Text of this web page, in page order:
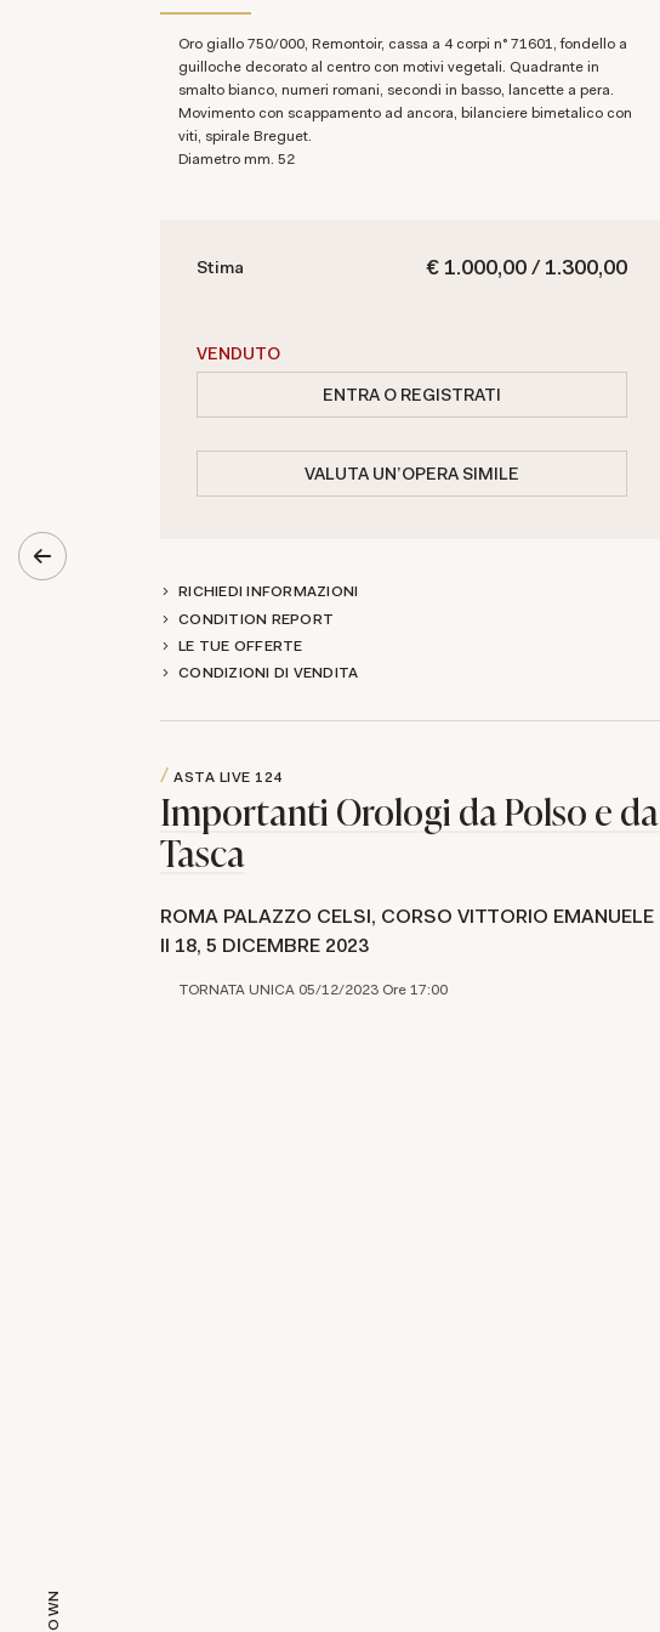
Oro giallo 750/000, Remontoir, cassa a 4 corpi n° 71601, fondello a
guilloche decorato al centro con motivi vegetali. Quadrante in
smalto bianco, numeri romani, secondi in basso, lancette a pera.
Movimento con scappamento ad ancora, bilanciere bimetalico con
viti, spirale Breguet.
Diametro mm. 52
€ 1.000,00 / 1.300,00
Stima
VENDUTO
ENTRA O REGISTRATI
VALUTA UN'OPERA SIMILE
RICHIEDI INFORMAZIONI
CONDITION REPORT
LE TUE OFFERTE
CONDIZIONI DI VENDITA
ASTA LIVE 124
Importanti Orologi da Polso e da
Tasca
ROMA PALAZZO CELSI, CORSO VITTORIO EMANUELE
II 18, 5 DICEMBRE 2023
TORNATA UNICA 05/12/2023 Ore 17:00